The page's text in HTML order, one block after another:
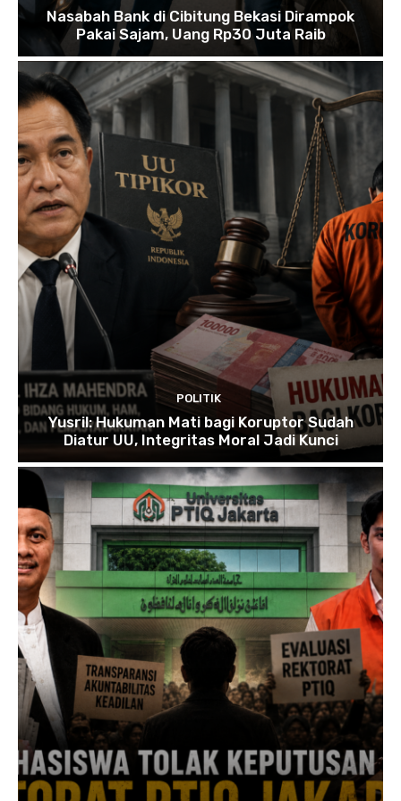
Nasabah Bank di Cibitung Bekasi Dirampok
Pakai Sajam, Uang Rp30 Juta Raib
POLITIK
Yusril: Hukuman Mati bagi Koruptor Sudah
Diatur UU, Integritas Moral Jadi Kunci